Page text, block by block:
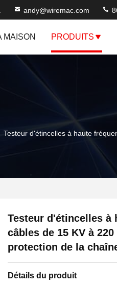
andy@wiremac.com
MAISON PRODUITS
Testeur d'étincelles à haute
Testeur d'étincelles à
câbles de 15 KV à
protection de la
Détails du produit